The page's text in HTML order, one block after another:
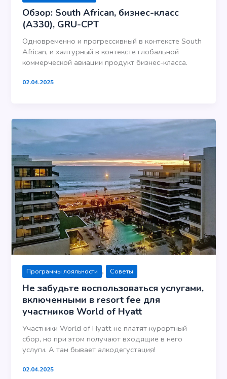
Обзор: South African, бизнес-класс
(А330), GRU-CPT
Одновременно и прогрессивный в контексте South
African, и халтурный в контексте глобальной
коммерческой авиации продукт бизнес-класса.
02.04.2025
Программы лояльности , Советы
Не забудьте воспользоваться услугами,
включенными в resort fee для
участников World of Hyatt
Участники World of Hyatt не платят курортный
сбор, но при этом получают входящие в него
услуги. А там бывает алкодегустация!
02.04.2025